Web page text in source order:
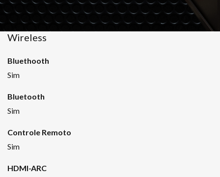
Wireless
Bluethooth
Sim
Bluetooth
Sim
Controle Remoto
Sim
HDMI-ARC